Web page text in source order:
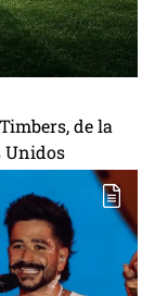
de la
Unidos